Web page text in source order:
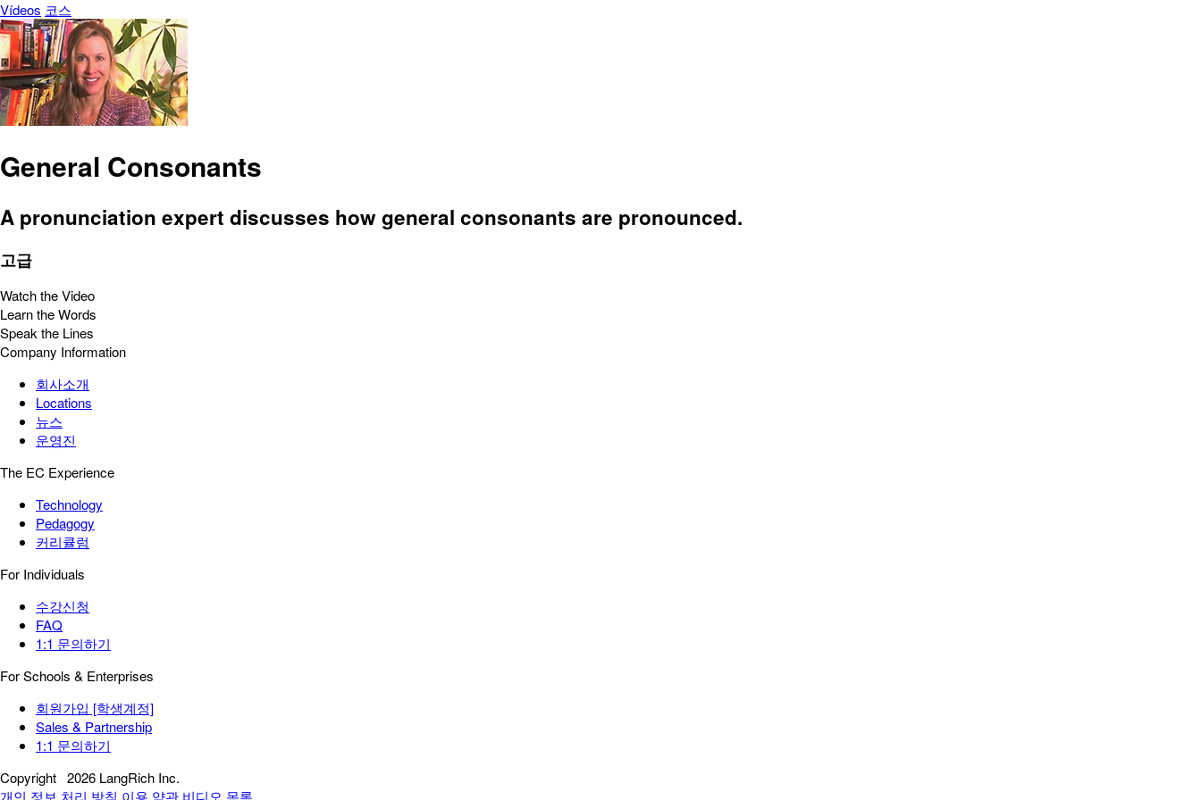
Vídeos 코스
General Consonants
A pronunciation expert discusses how general consonants are pronounced.
고급
Watch the Video
Learn the Words
Speak the Lines
Company Information
회사소개
Locations
뉴스
운영진
The EC Experience
Technology
Pedagogy
커리큘럼
For Individuals
수강신청
FAQ
1:1 문의하기
For Schools & Enterprises
회원가입 [학생계정]
Sales & Partnership
1:1 문의하기
Copyright 2026 LangRich Inc.